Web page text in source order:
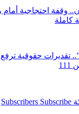
احتجاجية أمام
كاملة
Subscribers Subscribe